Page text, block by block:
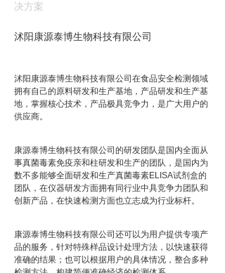
决方案
沭阳康源泰博生物科技有限公司
沭阳康源泰博生物科技有限公司在食品安全检测领域
拥有自己的原料研发和生产基地，产品研发和生产基
地，掌握核心技术，产品极具竞争力，是广大用户的
供应商。
康源泰博生物科技有限公司的研发团队是国内全面从
事真菌毒素免疫亲和柱研发和生产的团队，是国内为
数不多能够全面研发和生产真菌毒素ELISA试剂盒的
团队，在仪器研发方面拥有同行业中具竞争力团队和
创新产品，在快速检测方面也立志成为行业标杆。
康源泰博生物科技有限公司还可以为用户提供专项产
品的服务，针对特殊样品设计处理方法，以快速获得
准确的结果；也可以根据用户的具体情况，整合多种